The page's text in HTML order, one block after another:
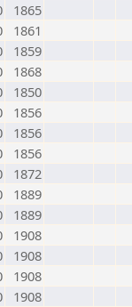
1865
1861
1859
1868
1850
1856
1856
1856
1872
1889
1889
1908
1908
1908
1908